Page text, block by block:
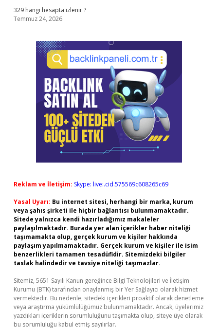
329 hangi hesapta izlenir ?
Temmuz 24, 2026
Reklam ve İletişim: Skype: live:.cid.575569c608265c69
Yasal Uyarı: Bu internet sitesi, herhangi bir marka, kurum
veya şahıs şirketi ile hiçbir bağlantısı bulunmamaktadır.
Sitede yalnızca kendi hazırladığımız makaleler
paylaşılmaktadır. Burada yer alan içerikler haber niteliği
taşımamakta olup, gerçek kurum ve kişiler hakkında
paylaşım yapılmamaktadır. Gerçek kurum ve kişiler ile isim
benzerlikleri tamamen tesadüfidir. Sitemizdeki bilgiler
taslak halindedir ve tavsiye niteliği taşımazlar.
Sitemiz, 5651 Sayılı Kanun gereğince Bilgi Teknolojileri ve İletişim
Kurumu (BTK) tarafından onaylanmış bir Yer Sağlayıcı olarak hizmet
vermektedir. Bu nedenle, sitedeki içerikleri proaktif olarak denetleme
veya araştırma yükümlülüğümüz bulunmamaktadır. Ancak, üyelerimiz
yazdıkları içeriklerin sorumluluğunu taşımakta olup, siteye üye olarak
bu sorumluluğu kabul etmiş sayılırlar.